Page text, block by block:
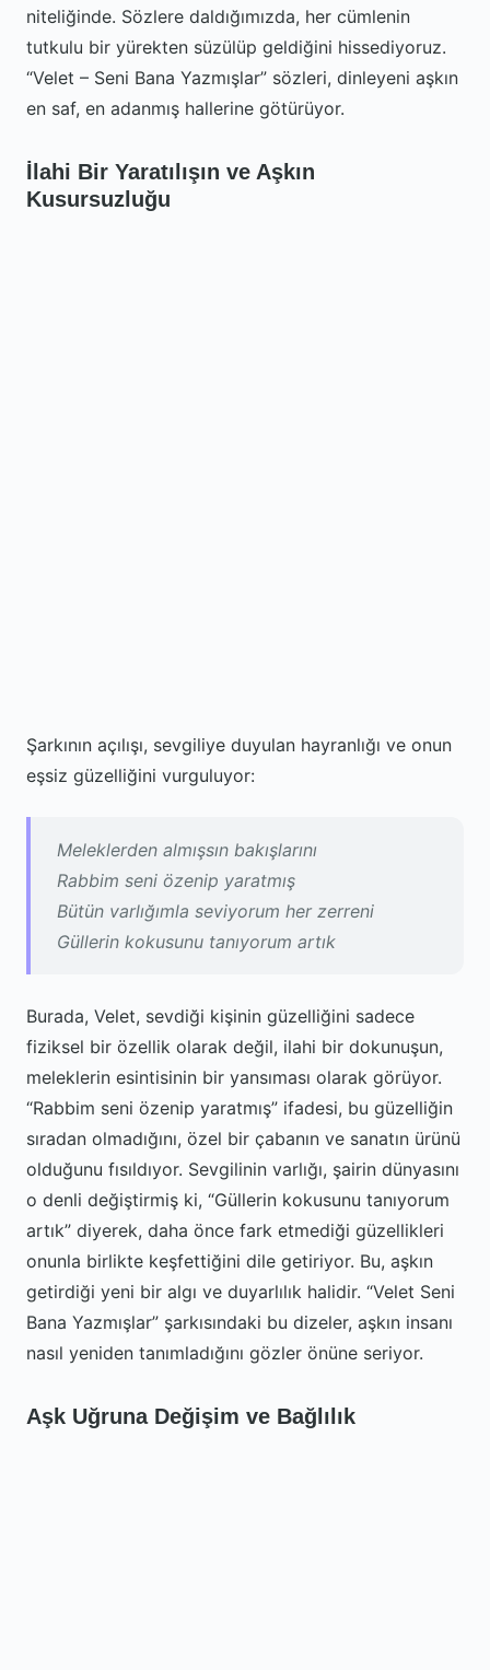
niteliğinde. Sözlere daldığımızda, her cümlenin
tutkulu bir yürekten süzülüp geldiğini hissediyoruz.
“Velet – Seni Bana Yazmışlar” sözleri, dinleyeni aşkın
en saf, en adanmış hallerine götürüyor.
İlahi Bir Yaratılışın ve Aşkın
Kusursuzluğu
Şarkının açılışı, sevgiliye duyulan hayranlığı ve onun
eşsiz güzelliğini vurguluyor:
Meleklerden almışsın bakışlarını
Rabbim seni özenip yaratmış
Bütün varlığımla seviyorum her zerreni
Güllerin kokusunu tanıyorum artık
Burada, Velet, sevdiği kişinin güzelliğini sadece
fiziksel bir özellik olarak değil, ilahi bir dokunuşun,
meleklerin esintisinin bir yansıması olarak görüyor.
“Rabbim seni özenip yaratmış” ifadesi, bu güzelliğin
sıradan olmadığını, özel bir çabanın ve sanatın ürünü
olduğunu fısıldıyor. Sevgilinin varlığı, şairin dünyasını
o denli değiştirmiş ki, “Güllerin kokusunu tanıyorum
artık” diyerek, daha önce fark etmediği güzellikleri
onunla birlikte keşfettiğini dile getiriyor. Bu, aşkın
getirdiği yeni bir algı ve duyarlılık halidir. “Velet Seni
Bana Yazmışlar” şarkısındaki bu dizeler, aşkın insanı
nasıl yeniden tanımladığını gözler önüne seriyor.
Aşk Uğruna Değişim ve Bağlılık